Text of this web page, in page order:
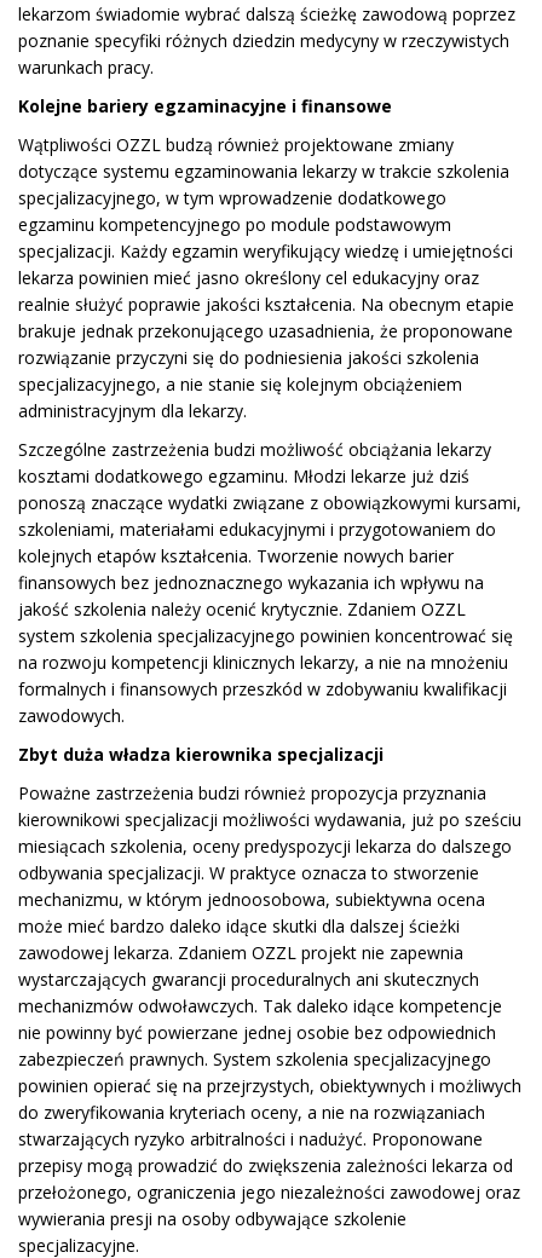
lekarzom świadomie wybrać dalszą ścieżkę zawodową poprzez
poznanie specyfiki różnych dziedzin medycyny w rzeczywistych
warunkach pracy.
Kolejne bariery egzaminacyjne i finansowe
Wątpliwości OZZL budzą również projektowane zmiany
dotyczące systemu egzaminowania lekarzy w trakcie szkolenia
specjalizacyjnego, w tym wprowadzenie dodatkowego
egzaminu kompetencyjnego po module podstawowym
specjalizacji. Każdy egzamin weryfikujący wiedzę i umiejętności
lekarza powinien mieć jasno określony cel edukacyjny oraz
realnie służyć poprawie jakości kształcenia. Na obecnym etapie
brakuje jednak przekonującego uzasadnienia, że proponowane
rozwiązanie przyczyni się do podniesienia jakości szkolenia
specjalizacyjnego, a nie stanie się kolejnym obciążeniem
administracyjnym dla lekarzy.
Szczególne zastrzeżenia budzi możliwość obciążania lekarzy
kosztami dodatkowego egzaminu. Młodzi lekarze już dziś
ponoszą znaczące wydatki związane z obowiązkowymi kursami,
szkoleniami, materiałami edukacyjnymi i przygotowaniem do
kolejnych etapów kształcenia. Tworzenie nowych barier
finansowych bez jednoznacznego wykazania ich wpływu na
jakość szkolenia należy ocenić krytycznie. Zdaniem OZZL
system szkolenia specjalizacyjnego powinien koncentrować się
na rozwoju kompetencji klinicznych lekarzy, a nie na mnożeniu
formalnych i finansowych przeszkód w zdobywaniu kwalifikacji
zawodowych.
Zbyt duża władza kierownika specjalizacji
Poważne zastrzeżenia budzi również propozycja przyznania
kierownikowi specjalizacji możliwości wydawania, już po sześciu
miesiącach szkolenia, oceny predyspozycji lekarza do dalszego
odbywania specjalizacji. W praktyce oznacza to stworzenie
mechanizmu, w którym jednoosobowa, subiektywna ocena
może mieć bardzo daleko idące skutki dla dalszej ścieżki
zawodowej lekarza. Zdaniem OZZL projekt nie zapewnia
wystarczających gwarancji proceduralnych ani skutecznych
mechanizmów odwoławczych. Tak daleko idące kompetencje
nie powinny być powierzane jednej osobie bez odpowiednich
zabezpieczeń prawnych. System szkolenia specjalizacyjnego
powinien opierać się na przejrzystych, obiektywnych i możliwych
do zweryfikowania kryteriach oceny, a nie na rozwiązaniach
stwarzających ryzyko arbitralności i nadużyć. Proponowane
przepisy mogą prowadzić do zwiększenia zależności lekarza od
przełożonego, ograniczenia jego niezależności zawodowej oraz
wywierania presji na osoby odbywające szkolenie
specjalizacyjne.